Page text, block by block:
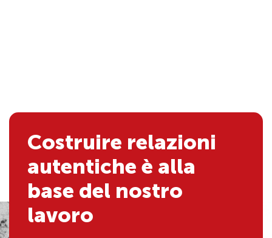
Costruire relazioni
autentiche è alla
base del nostro
lavoro